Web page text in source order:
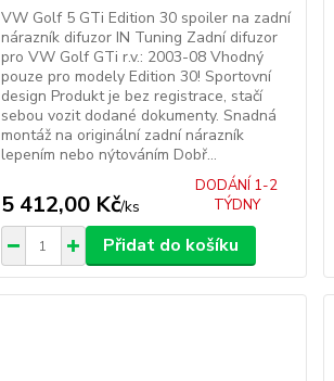
VW Golf 5 GTi Edition 30 spoiler na zadní
nárazník difuzor IN Tuning Zadní difuzor
pro VW Golf GTi r.v.: 2003-08 Vhodný
pouze pro modely Edition 30! Sportovní
design Produkt je bez registrace, stačí
sebou vozit dodané dokumenty. Snadná
montáž na originální zadní nárazník
lepením nebo nýtováním Dobř...
5 412,00 Kč/ks
DODÁNÍ 1-2
TÝDNY
Přidat do košíku